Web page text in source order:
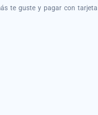
te guste y pagar con